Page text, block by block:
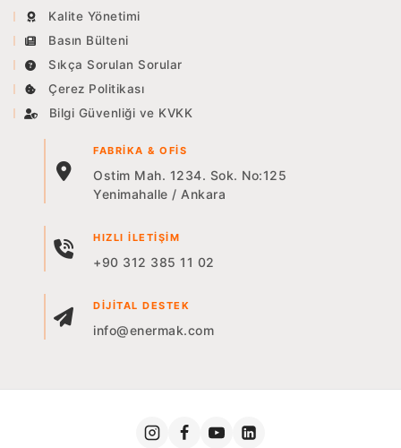
Kalite Yönetimi
Basın Bülteni
Sıkça Sorulan Sorular
Çerez Politikası
Bilgi Güvenliği ve KVKK
FABRIKA & OFIS
Ostim Mah. 1234. Sok. No:125
Yenimahalle / Ankara
HIZLI İLETIŞIM
+90 312 385 11 02
DIJITAL DESTEK
info@enermak.com